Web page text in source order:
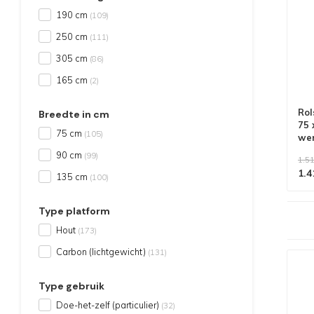
190 cm (109)
250 cm (111)
305 cm (86)
165 cm (2)
Breedte in cm
75 cm (105)
90 cm (99)
135 cm (100)
Type platform
Hout (173)
Carbon (lichtgewicht) (131)
Type gebruik
Doe-het-zelf (particulier) (32)
75
Alle producten voldoen aan